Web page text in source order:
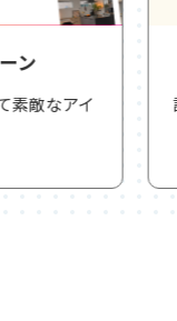
ン
素敵なアイ